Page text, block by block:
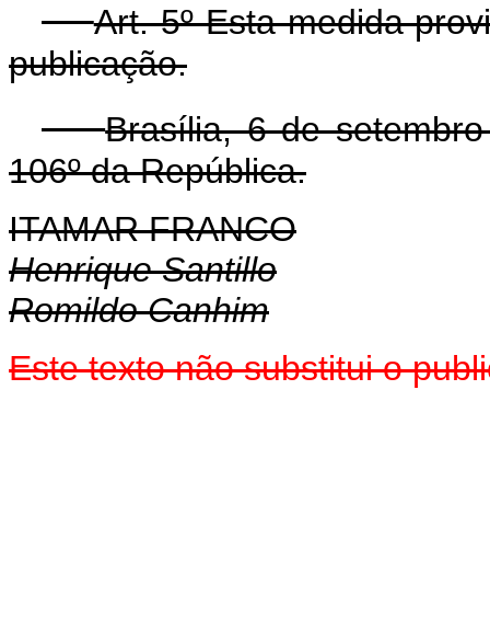
Art. 5º Esta medida
publicação.
Brasília, 6 de
106º da República.
ITAMAR FRANCO
Henrique Santillo
Romildo Canhim
Este texto não substitui o